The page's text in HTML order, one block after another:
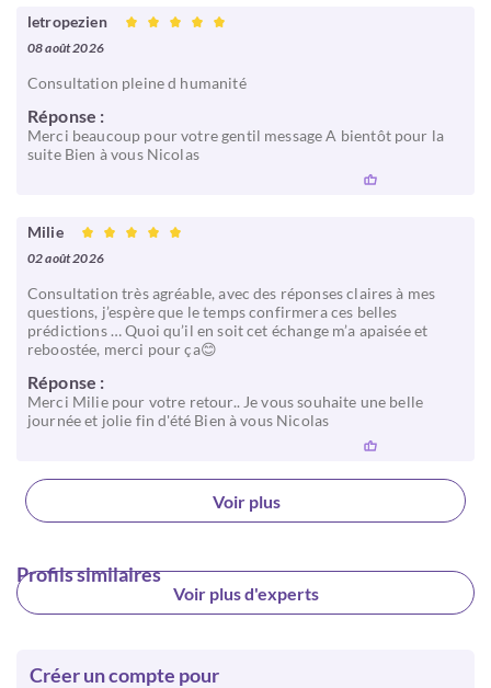
letropezien
08 août 2026
Consultation pleine d humanité
Réponse :
Merci beaucoup pour votre gentil message A bientôt pour la
suite Bien à vous Nicolas
Milie
02 août 2026
Consultation très agréable, avec des réponses claires à mes
questions, j’espère que le temps confirmera ces belles
prédictions … Quoi qu’il en soit cet échange m’a apaisée et
reboostée, merci pour ça😊
Réponse :
Merci Milie pour votre retour.. Je vous souhaite une belle
journée et jolie fin d'été Bien à vous Nicolas
Voir plus
Profils similaires
Voir plus d'experts
Créer un compte pour